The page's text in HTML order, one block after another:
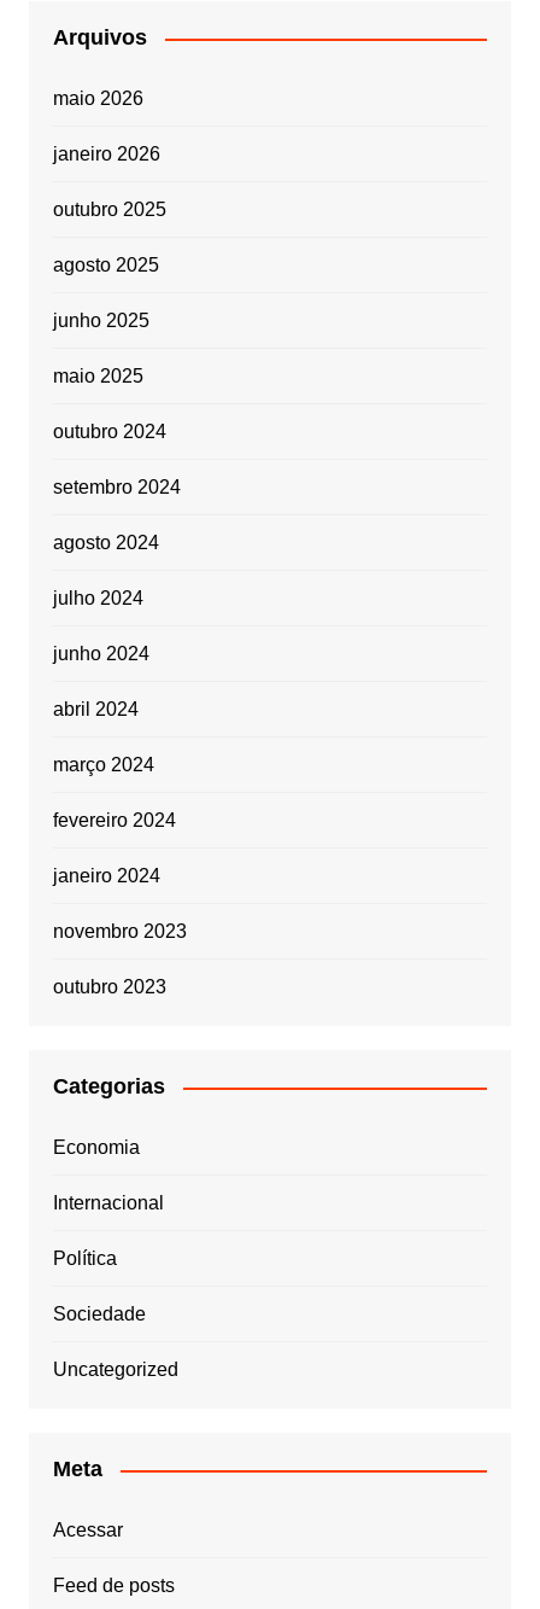
Arquivos
maio 2026
janeiro 2026
outubro 2025
agosto 2025
junho 2025
maio 2025
outubro 2024
setembro 2024
agosto 2024
julho 2024
junho 2024
abril 2024
março 2024
fevereiro 2024
janeiro 2024
novembro 2023
outubro 2023
Categorias
Economia
Internacional
Política
Sociedade
Uncategorized
Meta
Acessar
Feed de posts